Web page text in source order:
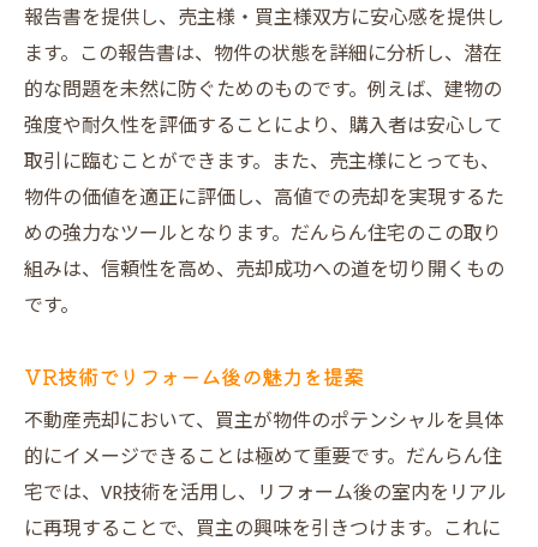
報告書を提供し、売主様・買主様双方に安心感を提供し
ます。この報告書は、物件の状態を詳細に分析し、潜在
的な問題を未然に防ぐためのものです。例えば、建物の
強度や耐久性を評価することにより、購入者は安心して
取引に臨むことができます。また、売主様にとっても、
物件の価値を適正に評価し、高値での売却を実現するた
めの強力なツールとなります。だんらん住宅のこの取り
組みは、信頼性を高め、売却成功への道を切り開くもの
です。
VR技術でリフォーム後の魅力を提案
不動産売却において、買主が物件のポテンシャルを具体
的にイメージできることは極めて重要です。だんらん住
宅では、VR技術を活用し、リフォーム後の室内をリアル
に再現することで、買主の興味を引きつけます。これに